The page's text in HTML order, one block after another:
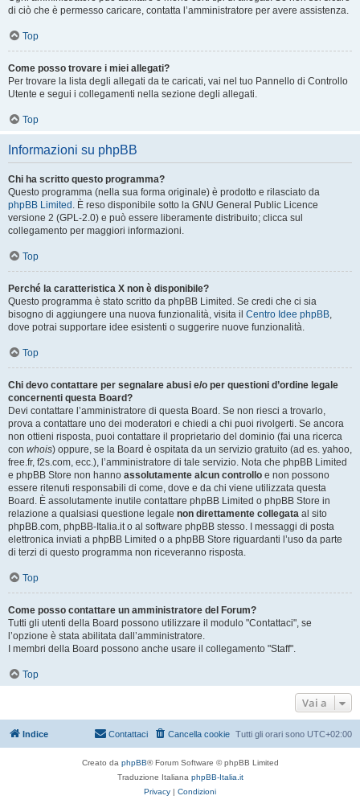
di ciò che è permesso caricare, contatta l’amministratore per avere assistenza.
Top
Come posso trovare i miei allegati?
Per trovare la lista degli allegati da te caricati, vai nel tuo Pannello di Controllo
Utente e segui i collegamenti nella sezione degli allegati.
Top
Informazioni su phpBB
Chi ha scritto questo programma?
Questo programma (nella sua forma originale) è prodotto e rilasciato da
phpBB Limited . È reso disponibile sotto la GNU General Public Licence
versione 2 (GPL-2.0) e può essere liberamente distribuito; clicca sul
collegamento per maggiori informazioni.
Top
Perché la caratteristica X non è disponibile?
Questo programma è stato scritto da phpBB Limited. Se credi che ci sia
bisogno di aggiungere una nuova funzionalità, visita il Centro Idee phpBB,
dove potrai supportare idee esistenti o suggerire nuove funzionalità.
Top
Chi devo contattare per segnalare abusi e/o per questioni d’ordine legale
concernenti questa Board?
Devi contattare l’amministratore di questa Board. Se non riesci a trovarlo,
prova a contattare uno dei moderatori e chiedi a chi puoi rivolgerti. Se ancora
non ottieni risposta, puoi contattare il proprietario del dominio (fai una ricerca
con whois) oppure, se la Board è ospitata da un servizio gratuito (ad es. yahoo,
free.fr, f2s.com, ecc.), l’amministratore di tale servizio. Nota che phpBB Limited
e phpBB Store non hanno assolutamente alcun controllo e non possono
essere ritenuti responsabili di come, dove e da chi viene utilizzata questa
Board. È assolutamente inutile contattare phpBB Limited o phpBB Store in
relazione a qualsiasi questione legale non direttamente collegata al sito
phpBB.com, phpBB-Italia.it o al software phpBB stesso. I messaggi di posta
elettronica inviati a phpBB Limited o a phpBB Store riguardanti l’uso da parte
di terzi di questo programma non riceveranno risposta.
Top
Come posso contattare un amministratore del Forum?
Tutti gli utenti della Board possono utilizzare il modulo "Contattaci", se
l’opzione è stata abilitata dall’amministratore.
I membri della Board possono anche usare il collegamento "Staff".
Top
Vai a
Indice Tutti gli orari sono UTC+02:00
Cancella cookie
Contattaci
Creato da phpBB® Forum Software © phpBB Limited
Traduzione Italiana phpBB-Italia.it
Privacy | Condizioni